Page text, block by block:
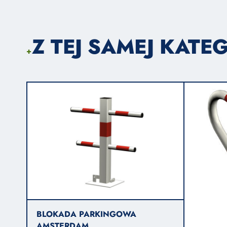
+Z TEJ SAMEJ
BLOKADA PARKINGOWA